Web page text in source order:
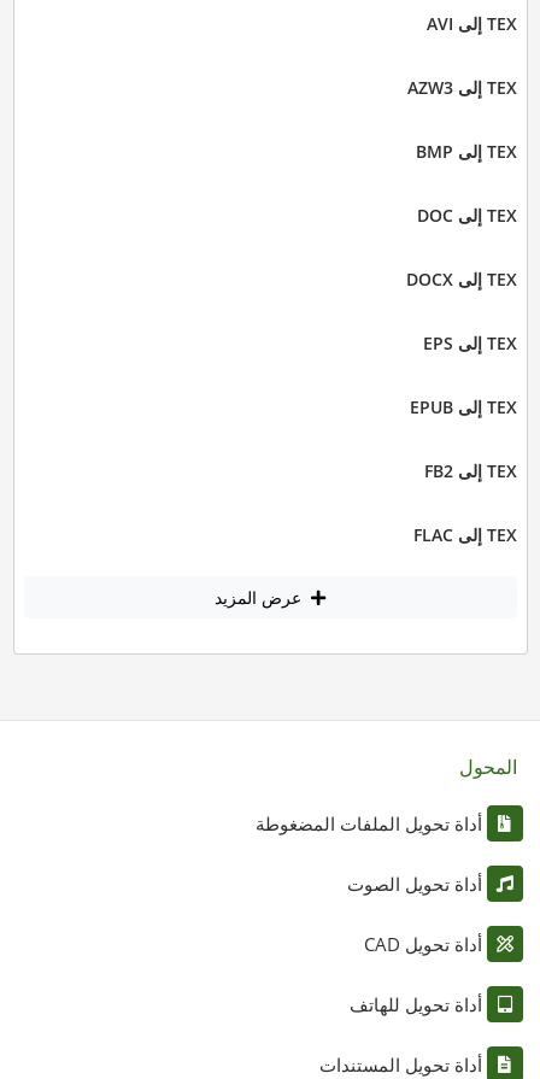
TEX إلى AVI
TEX إلى AZW3
TEX إلى BMP
TEX إلى DOC
TEX إلى DOCX
TEX إلى EPS
TEX إلى EPUB
TEX إلى FB2
TEX إلى FLAC
عرض المزيد
المحول
أداة تحويل الملفات المضغوطة
أداة تحويل الصوت
أداة تحويل CAD
أداة تحويل للهاتف
أداة تحويل المستندات